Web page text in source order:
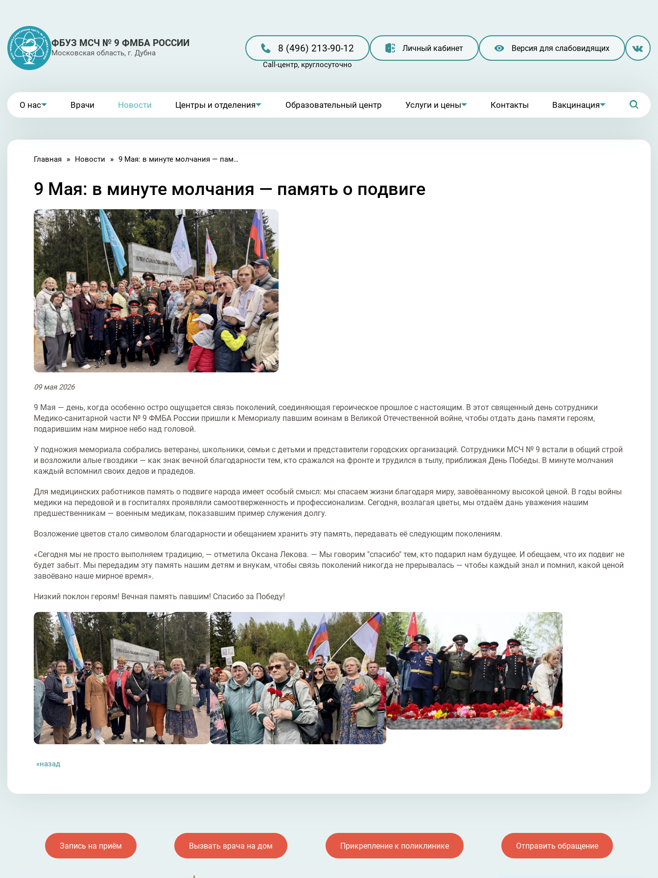
ФБУЗ МСЧ № 9 ФМБА РОССИИ
Московская область, г. Дубна 8 (496) 213-90-12 Личный кабинет Версия для слабовидящих
О нас Врачи Новости Центры и отделения Образовательный центр Услуги и цены Контакты Вакцинация
Главная Новости 9 Мая: в минуте молчания — память о подвиге
9 Мая: в минуте молчания — память о подвиге
09мая2026
9 Мая — день, когда особенно остро ощущается связь поколений, соединяющая героическое прошлое с настоящим. В этот священный день сотрудники
Медико‑санитарной части № 9 ФМБА России пришли к Мемориалу павшим воинам в Великой Отечественной войне, чтобы отдать дань памяти героям,
подарившим нам мирное небо над головой.
У подножия мемориала собрались ветераны, школьники, семьи с детьми и представители городских организаций. Сотрудники МСЧ № 9 встали в общий строй
и возложили алые гвоздики — как знак вечной благодарности тем, кто сражался на фронте и трудился в тылу, приближая День Победы. В минуте молчания
каждый вспомнил своих дедов и прадедов.
Для медицинских работников память о подвиге народа имеет особый смысл: мы спасаем жизни благодаря миру, завоёванному высокой ценой. В годы войны
медики на передовой и в госпиталях проявляли самоотверженность и профессионализм. Сегодня, возлагая цветы, мы отдаём дань уважения нашим
предшественникам — военным медикам, показавшим пример служения долгу.
Возложение цветов стало символом благодарности и обещанием хранить эту память, передавать её следующим поколениям.
«Сегодня мы не просто выполняем традицию, — отметила Оксана Лекова. — Мы говорим "спасибо" тем, кто подарил нам будущее. И обещаем, что их подвиг не
будет забыт. Мы передадим эту память нашим детям и внукам, чтобы связь поколений никогда не прерывалась — чтобы каждый знал и помнил, какой ценой
завоёвано наше мирное время».
Низкий поклон героям! Вечная память павшим! Спасибо за Победу!
назад
Запись на приём Вызвать врача на дом Прикрепление к поликлинике Отправить обращение